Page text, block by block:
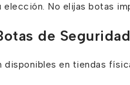
No elijas botas
de
disponibles en tiendas